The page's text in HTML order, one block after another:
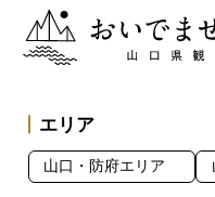
おいでませ山口へー山
エリア
山口・防府エリア